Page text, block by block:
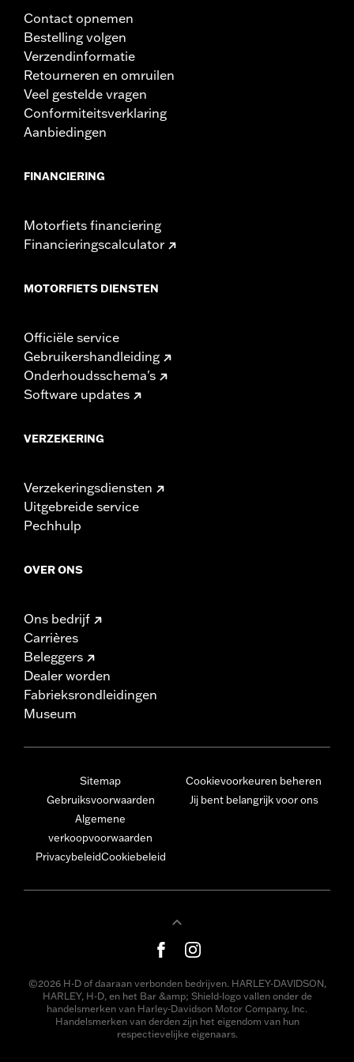
Contact opnemen
Bestelling volgen
Verzendinformatie
Retourneren en omruilen
Veel gestelde vragen
Conformiteitsverklaring
Aanbiedingen
FINANCIERING
Motorfiets financiering
Financieringscalculator
MOTORFIETS DIENSTEN
Officiële service
Gebruikershandleiding
Onderhoudsschema's
Software updates
VERZEKERING
Verzekeringsdiensten
Uitgebreide service
Pechhulp
OVER ONS
Ons bedrijf
Carrières
Beleggers
Dealer worden
Fabrieksrondleidingen
Museum
Sitemap
Gebruiksvoorwaarden
Algemene
verkoopvoorwaarden
PrivacybeleidCookiebeleid
Cookievoorkeuren beheren
Jij bent belangrijk voor ons
©2026 H-D of daaraan verbonden bedrijven. HARLEY-DAVIDSON,
HARLEY, H-D, en het Bar &amp; Shield-logo vallen onder de
handelsmerken van Harley-Davidson Motor Company, Inc.
Handelsmerken van derden zijn het eigendom van hun
respectievelijke eigenaars.